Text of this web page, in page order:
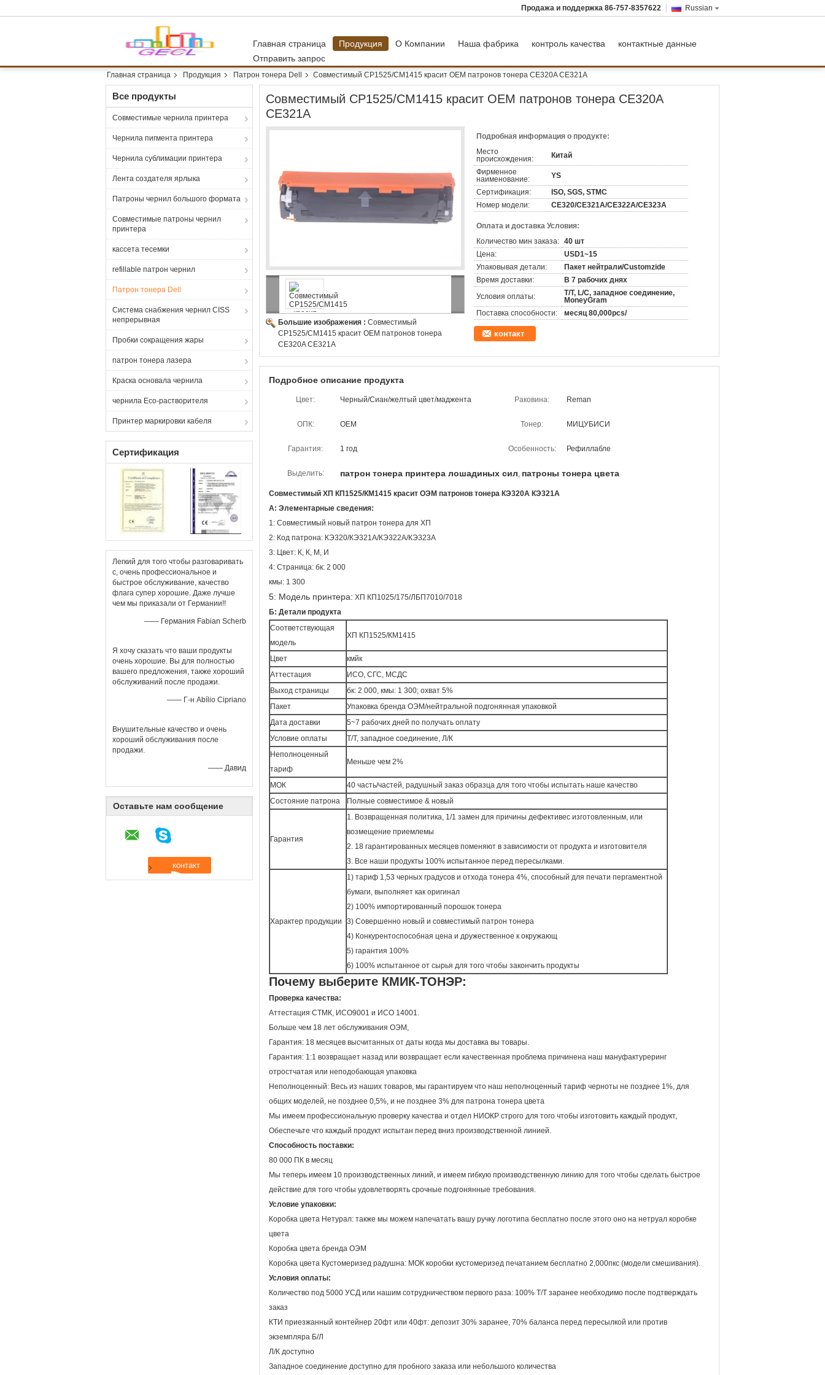
Russian
Продажа и поддержка 86-757-8357622
Главная страница Продукция О Компании Наша фабрика контроль качества
контактные данные
Отправить запрос
Главная страница Продукция Патрон тонера Dell Совместимый CP1525/CM1415 красит OEM патронов тонера CE320A CE321A
Все продукты
Совместимые чернила принтера
Чернила пигмента принтера
Чернила сублимации принтера
Лента создателя ярлыка
Патроны чернил большого формата
Совместимые патроны чернил
принтера
кассета тесемки
refillable патрон чернил
Патрон тонера Dell
Система снабжения чернил CISS
непрерывная
Пробки сокращения жары
патрон тонера лазера
Краска основала чернила
чернила Eco-растворителя
Принтер маркировки кабеля
Сертификация
Легкий для того чтобы разговаривать
с, очень профессиональное и
быстрое обслуживание, качество
флага супер хорошие. Даже лучше
чем мы приказали от Германии!!
—— Германия Fabian Scherb
Я хочу сказать что ваши продукты
очень хорошие. Вы для полностью
вашего предложения, также хороший
обслуживаний после продажи.
—— Г-н Abílio Cipriano
Внушительные качество и очень
хороший обслуживания после
продажи.
—— Давид
Оставьте нам сообщение
Совместимый CP1525/CM1415 красит OEM патронов тонера CE320A
CE321A
Большие изображения : Совместимый
CP1525/CM1415 красит OEM патронов тонера
CE320A CE321A
Подробная информация о продукте:
Место
происхождения:
Китай
Фирменное
наименование:
YS
Сертификация:
ISO, SGS, STMC
Номер модели:
CE320/CE321A/CE322A/CE323A
Оплата и доставка Условия:
Количество мин заказа: 40 шт
Цена:
USD1~15
Упаковывая детали:
Пакет нейтрали/Customzide
Время доставки:
В 7 рабочих днях
Условия оплаты:
T/T, L/C, западное соединение,
MoneyGram
Поставка способности:
месяц 80,000pcs/
контакт
Подробное описание продукта
Цвет: Черный/Сиан/желтый цвет/маджента Раковина: Reman
ОПК: OEM Тонер: МИЦУБИСИ
Гарантия: 1 год Особенность: Рефиллабле
Выделить: патрон тонера принтера лошадиных сил, патроны тонера цвета
Совместимый ХП КП1525/КМ1415 красит ОЭМ патронов тонера КЭ320А КЭ321А
А: Элементарные сведения:
1: Совместимый новый патрон тонера для ХП
2: Код патрона: КЭ320/КЭ321А/КЭ322А/КЭ323А
3: Цвет: К, К, М, И
4: Страница: бк: 2 000
кмы: 1 300
5: Модель принтера: ХП КП1025/175/ЛБП7010/7018
Б: Детали продукта
Соответствующая
модель
ХП КП1525/КМ1415
Цвет
кмйк
Аттестация
ИСО, СГС, МСДС
Выход страницы
бк: 2 000, кмы: 1 300; охват 5%
Пакет
Упаковка бренда ОЭМ/нейтральной подгонянная упаковкой
Дата доставки
5~7 рабочих дней по получать оплату
Условие оплаты
Т/Т, западное соединение, Л/К
Неполноценный
тариф
Меньше чем 2%
МОК
40 часть/частей, радушный заказ образца для того чтобы испытать наше качество
Состояние патрона
Полные совместимое & новый
Гарантия
1. Возвращенная политика, 1/1 замен для причины дефективес изготовленным, или
возмещение приемлемы
2. 18 гарантированных месяцев поменяют в зависимости от продукта и изготовителя
3. Все наши продукты 100% испытанное перед пересылками.
Характер продукции
1) тариф 1,53 черных градусов и отхода тонера 4%, способный для печати пергаментной
бумаги, выполняет как оригинал
2) 100% импортированный порошок тонера
3) Совершенно новый и совместимый патрон тонера
4) Конкурентоспособная цена и дружественное к окружающ
5) гарантия 100%
6) 100% испытанное от сырья для того чтобы закончить продукты
Почему выберите КМИК-ТОНЭР:
Проверка качества:
Аттестация СТМК, ИСО9001 и ИСО 14001.
Больше чем 18 лет обслуживания ОЭМ,
Гарантия: 18 месяцев высчитанных от даты когда мы доставка вы товары.
Гарантия: 1:1 возвращает назад или возвращает если качественная проблема причинена наш мануфактуреринг
отростчатая или неподобающая упаковка
Неполноценный: Весь из наших товаров, мы гарантируем что наш неполноценный тариф черноты не позднее 1%, для
общих моделей, не позднее 0,5%, и не позднее 3% для патрона тонера цвета
Мы имеем профессиональную проверку качества и отдел НИОКР строго для того чтобы изготовить каждый продукт,
Обеспечьте что каждый продукт испытан перед вниз производственной линией.
Способность поставки:
80 000 ПК в месяц
Мы теперь имеем 10 производственных линий, и имеем гибкую производственную линию для того чтобы сделать быстрое
действие для того чтобы удовлетворять срочные подгонянные требования.
Условие упаковки:
Коробка цвета Нетурал: также мы можем напечатать вашу ручку логотипа бесплатно после этого оно на нетруал коробке
цвета
Коробка цвета бренда ОЭМ
Коробка цвета Кустомеризед радушна: МОК коробки кустомеризед печатанием бесплатно 2,000пкс (модели смешивания).
Условия оплаты:
Количество под 5000 УСД или нашим сотрудничеством первого раза: 100% Т/Т заранее необходимо после подтверждать
заказ
КТИ приезжанный контейнер 20фт или 40фт: депозит 30% заранее, 70% баланса перед пересылкой или против
экземпляра Б/Л
Л/К доступно
Западное соединение доступно для пробного заказа или небольшого количества